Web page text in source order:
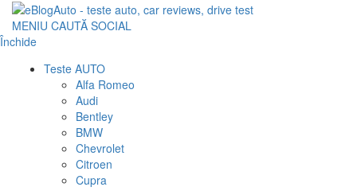
MENIU CAUTĂ SOCIAL
Închide
Teste AUTO
Alfa Romeo
Audi
Bentley
BMW
Chevrolet
Citroen
Cupra